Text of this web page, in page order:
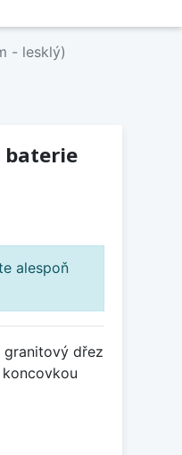
- lesklý)
baterie
alespoň
granitový dřez